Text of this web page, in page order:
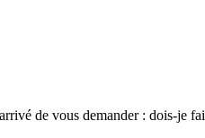
de vous demander : dois-je